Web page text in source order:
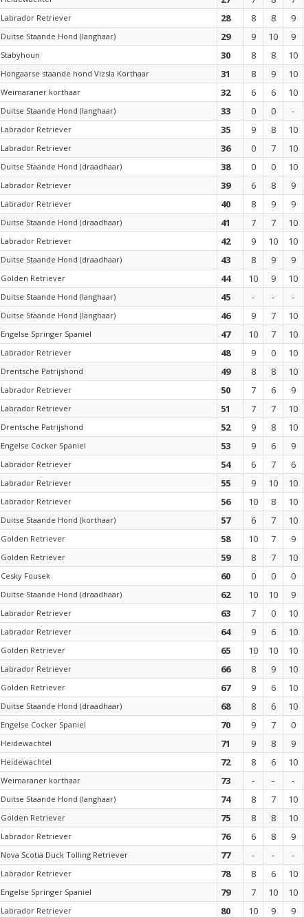
Labrador Retriever 28 8 8 9
Duitse Staande Hond (langhaar) 29 9 10 9
Stabyhoun 30 8 8 10
Hongaarse staande hond Vizsla Korthaar 31 8 9 10
Weimaraner korthaar 32 6 6 10
Duitse Staande Hond (langhaar) 33 0 0 -
Labrador Retriever 35 9 8 10
Labrador Retriever 36 0 7 10
Duitse Staande Hond (draadhaar) 38 0 0 10
Labrador Retriever 39 6 8 9
Labrador Retriever 40 8 9 9
Duitse Staande Hond (draadhaar) 41 7 7 10
Labrador Retriever 42 9 10 10
Duitse Staande Hond (draadhaar) 43 8 9 9
Golden Retriever 44 10 9 10
Duitse Staande Hond (langhaar) 45 - - -
Duitse Staande Hond (langhaar) 46 9 7 10
Engelse Springer Spaniel 47 10 7 10
Labrador Retriever 48 9 0 10
Drentsche Patrijshond 49 8 8 10
Labrador Retriever 50 7 6 9
Labrador Retriever 51 7 7 10
Drentsche Patrijshond 52 9 8 10
Engelse Cocker Spaniel 53 9 6 9
Labrador Retriever 54 6 7 6
Labrador Retriever 55 9 10 10
Labrador Retriever 56 10 8 10
Duitse Staande Hond (korthaar) 57 6 7 10
Golden Retriever 58 10 7 9
Golden Retriever 59 8 7 10
Cesky Fousek 60 0 0 0
Duitse Staande Hond (draadhaar) 62 10 10 9
Labrador Retriever 63 7 0 10
Labrador Retriever 64 9 6 10
Golden Retriever 65 10 10 10
Labrador Retriever 66 8 9 10
Golden Retriever 67 9 6 10
Duitse Staande Hond (draadhaar) 68 8 6 10
Engelse Cocker Spaniel 70 9 7 0
Heidewachtel 71 9 8 9
Heidewachtel 72 8 6 10
Weimaraner korthaar 73 - - -
Duitse Staande Hond (langhaar) 74 8 7 10
Golden Retriever 75 8 8 10
Labrador Retriever 76 6 8 9
Nova Scotia Duck Tolling Retriever 77 - - -
Labrador Retriever 78 8 6 10
Engelse Springer Spaniel 79 7 10 10
Labrador Retriever 80 10 9 9